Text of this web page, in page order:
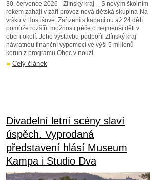
30. července 2026 - Zlínský kraj – S novým školním
rokem zahájí v září provoz nová dětská skupina Na
vršku v Hostišové. Zařízení s kapacitou až 24 dětí
pomůže rozšířit možnosti péče o nejmenší děti v
obci i okolí. Jeho výstavbu podpořil Zlínský kraj
návratnou finanční výpomocí ve výši 5 milionů
korun z programu Obec v nouzi.
Celý článek
Divadelní letní scény slaví
úspěch. Vyprodaná
představení hlásí Museum
Kampa i Studio Dva